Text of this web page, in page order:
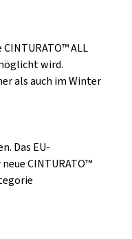
ALL
wird.
als auch im Winter
Das EU-
CINTURATO™